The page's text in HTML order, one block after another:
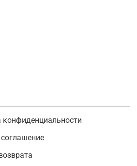
конфиденциальности